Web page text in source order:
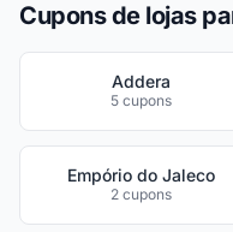
Cupons de lojas
Addera
5 cupons
Empório do Jaleco
2 cupons